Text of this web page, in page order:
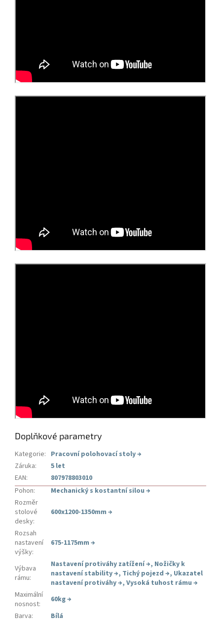
Doplňkové parametry
Kategorie: Pracovní polohovací stoly→
Záruka:
5 let
EAN:
807978803010
Pohon: Mechanický s kostantní silou →
Rozměr
stolové
desky:
600x1200-1350mm →
Rozsah
nastavení
výšky:
675-1175mm →
Výbava
rámu:
Nastavení protiváhy zatížení→, Nožičky k
nastavení stability→, Tichý pojezd →, Ukazatel
nastavení protiváhy→, Vysoká tuhost rámu →
Maximální
nosnost: 60kg→
Barva:
Bílá